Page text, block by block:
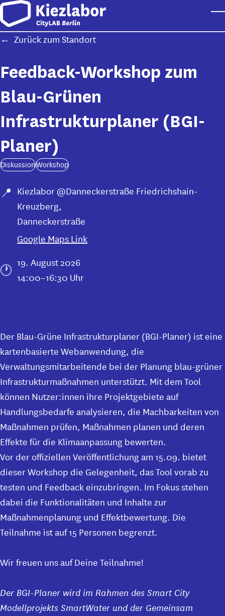
Skip to main content
Zurück zum Standort
Feedback-Workshop zum
Blau-Grünen
Infrastrukturplaner (BGI-
Planer)
DiskussionWorkshop
Kiezlabor @Danneckerstraße Friedrichshain-
Kreuzberg,
Danneckerstraße
Google Maps Link
19. August 2026
14:00–16:30 Uhr
Der Blau-Grüne Infrastrukturplaner (BGI-Planer) ist eine
kartenbasierte Webanwendung, die
Verwaltungsmitarbeitende bei der Planung blau-grüner
Infrastrukturmaßnahmen unterstützt. Mit dem Tool
können Nutzer:innen ihre Projektgebiete auf
Handlungsbedarfe analysieren, die Machbarkeiten von
Maßnahmen prüfen, Maßnahmen planen und deren
Effekte für die Klimaanpassung bewerten.
Vor der offiziellen Veröffentlichung am 15.09. bietet
dieser Workshop die Gelegenheit, das Tool vorab zu
testen und Feedback einzubringen. Im Fokus stehen
dabei die Funktionalitäten und Inhalte zur
Maßnahmenplanung und Effektbewertung. Die
Teilnahme ist auf 15 Personen begrenzt.
Wir freuen uns auf Deine Teilnahme!
Der BGI-Planer wird im Rahmen des Smart City
Modellprojekts SmartWater und der Gemeinsam